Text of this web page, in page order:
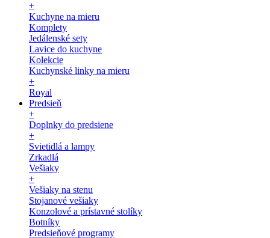
+
Kuchyne na mieru
Komplety
Jedálenské sety
Lavice do kuchyne
Kolekcie
Kuchynské linky na mieru
+
Royal
Predsieň
+
Doplnky do predsiene
+
Svietidlá a lampy
Zrkadlá
Vešiaky
+
Vešiaky na stenu
Stojanové vešiaky
Konzolové a prístavné stolíky
Botníky
Predsieňové programy